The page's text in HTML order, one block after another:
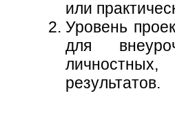
или
Уровень
для
результатов.